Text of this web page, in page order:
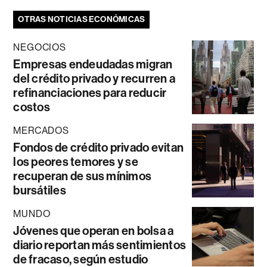
OTRAS NOTICIAS ECONÓMICAS
NEGOCIOS
Empresas endeudadas migran
del crédito privado y recurren a
refinanciaciones para reducir
costos
MERCADOS
Fondos de crédito privado evitan
los peores temores y se
recuperan de sus mínimos
bursátiles
MUNDO
Jóvenes que operan en bolsa a
diario reportan más sentimientos
de fracaso, según estudio